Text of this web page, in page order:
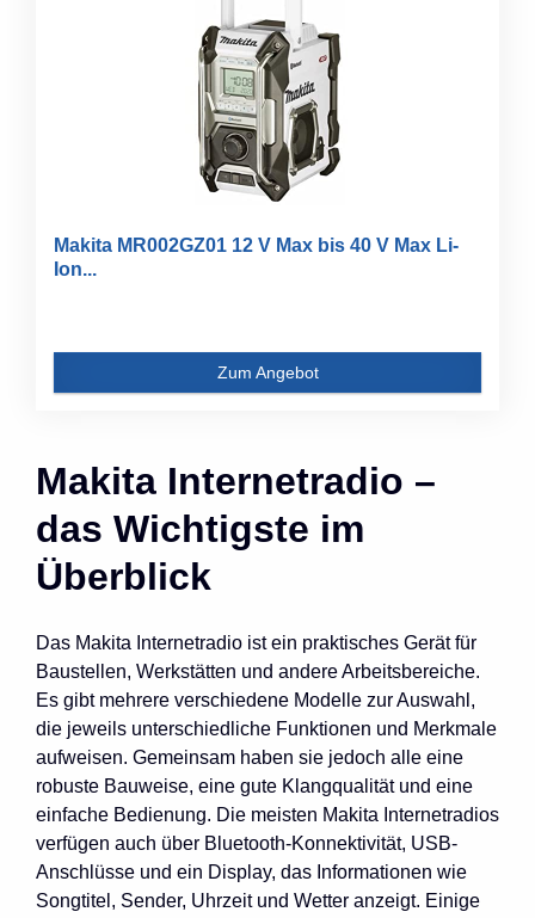
Makita MR002GZ01 12 V Max bis 40 V Max Li-
Ion...
Zum Angebot
Makita Internetradio –
das Wichtigste im
Überblick
Das Makita Internetradio ist ein praktisches Gerät für
Baustellen, Werkstätten und andere Arbeitsbereiche.
Es gibt mehrere verschiedene Modelle zur Auswahl,
die jeweils unterschiedliche Funktionen und Merkmale
aufweisen. Gemeinsam haben sie jedoch alle eine
robuste Bauweise, eine gute Klangqualität und eine
einfache Bedienung. Die meisten Makita Internetradios
verfügen auch über Bluetooth-Konnektivität, USB-
Anschlüsse und ein Display, das Informationen wie
Songtitel, Sender, Uhrzeit und Wetter anzeigt. Einige